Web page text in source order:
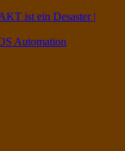
ist ein Desaster |
Automation